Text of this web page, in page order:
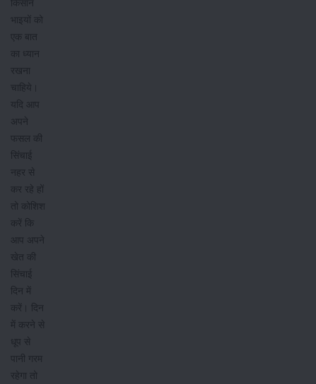
किसान
भाइयों को
एक बात
का ध्यान
रखना
चाहिये।
यदि आप
अपने
फसल की
सिंचाई
नहर से
कर रहे हों
तो कोशिश
करें कि
आप अपने
खेत की
सिंचाई
दिन में
करें। दिन
में करने से
धूप से
पानी गरम
रहेगा तो